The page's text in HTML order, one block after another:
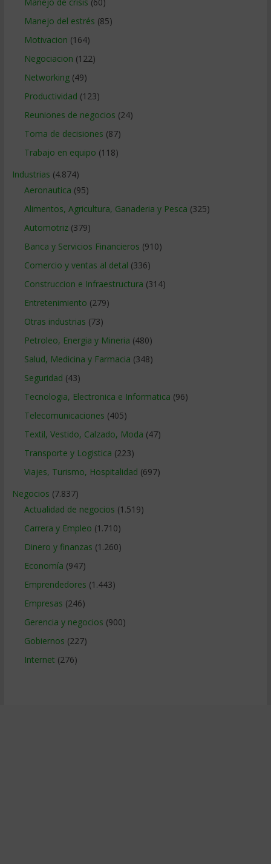
Manejo del estrés (85)
Motivacion (164)
Negociacion (122)
Networking(49)
Productividad (123)
Reuniones de negocios (24)
Toma de decisiones (87)
Trabajo en equipo (118)
Industrias (4.874)
Aeronautica (95)
Alimentos, Agricultura, Ganaderia y Pesca (325)
Automotriz(379)
Banca y Servicios Financieros (910)
Comercio y ventas al detal (336)
Construccion e Infraestructura (314)
Entretenimiento (279)
Otras industrias (73)
Petroleo, Energia y Mineria (480)
Salud, Medicina y Farmacia (348)
Seguridad (43)
Tecnologia, Electronica e Informatica (96)
Telecomunicaciones (405)
Textil, Vestido, Calzado, Moda (47)
Transporte y Logistica (223)
Viajes, Turismo, Hospitalidad (697)
Negocios (7.837)
Actualidad de negocios (1.519)
Carrera y Empleo (1.710)
Dinero y finanzas (1.260)
Economía (947)
Emprendedores (1.443)
Empresas (246)
Gerencia y negocios (900)
Gobiernos (227)
Internet (276)